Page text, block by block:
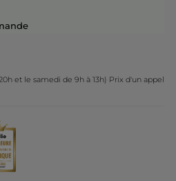
et le samedi de 9h à 13h) Prix d'un appel